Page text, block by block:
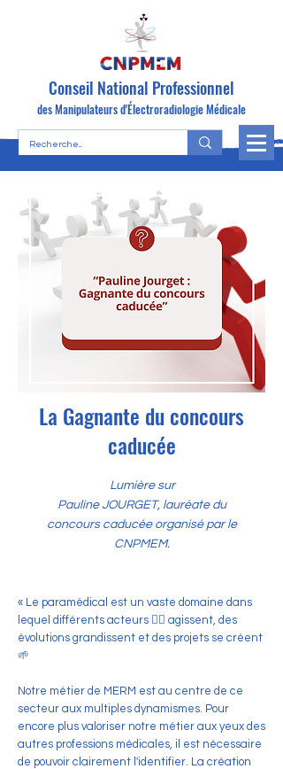
Conseil National Professionnel
des Manipulateurs d'Électroradiologie Médicale
La Gagnante du concours
caducée
Lumière sur
Pauline JOURGET, lauréate du
concours caducée organisé par le
CNPMEM.
« Le paramédical est un vaste domaine dans
lequel différents acteurs 🧑‍⚕️ agissent, des
évolutions grandissent et des projets se créent
🌱
Notre métier de MERM est au centre de ce
secteur aux multiples dynamismes. Pour
encore plus valoriser notre métier aux yeux des
autres professions médicales, il est nécessaire
de pouvoir clairement l'identifier. La création